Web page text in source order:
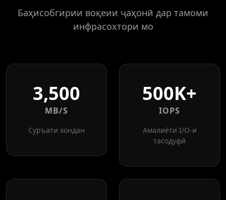
Баҳисобгирии воқеии ҷаҳонӣ дар тамоми
инфрасохтори мо
3,500
MB/S
Суръати хондан
500K+
IOPS
Амалиёти I/O-и
тасодуфӣ